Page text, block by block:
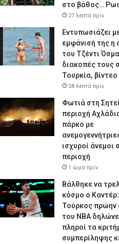
στο βάθος…
27 λεπτά πρίν
Εντυπωσιάζει
εμφάνισή της η
του Τζέντι
διακοπές τους
Τουρκία, βίντεο
58 λεπτά πρίν
Φωτιά στη
περιοχή
πάρκο με
ισχυροί άνεμοι
περιοχή
1 ώρα πρίν
Βάλθηκε να
κόσμο ο
Τούρκος πρώην
του NBA
πληροί τα
συμπερίληψης